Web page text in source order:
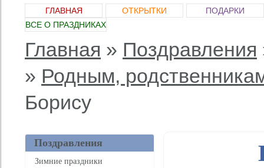
ГЛАВНАЯ ОТКРЫТКИ
ПОДАРКИ
ВСЕ О ПРАЗДНИКАХ
Главная » Поздравления
» Родным,
Борису
Поздравления
Зимние праздники